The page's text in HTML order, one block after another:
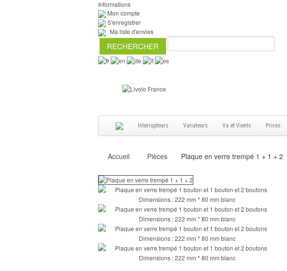
Informations
Mon compte
S'enregistrer
Ma liste d'envies
Interrupteurs Variateurs Va et Vients Prises
Accueil Pièces Plaque en verre trempé 1 + 1 + 2